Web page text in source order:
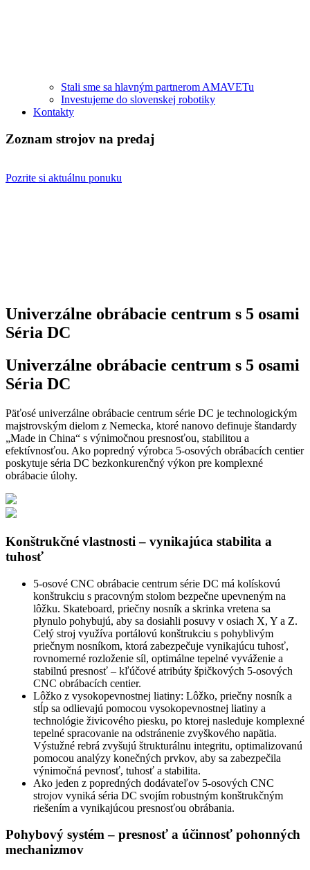
Stali sme sa hlavným partnerom AMAVETu
Investujeme do slovenskej robotiky
Kontakty
Zoznam strojov na predaj
Pozrite si aktuálnu ponuku
Univerzálne obrábacie centrum s 5 osami
Séria DC
Univerzálne obrábacie centrum s 5 osami
Séria DC
Päťosé univerzálne obrábacie centrum série DC je technologickým
majstrovským dielom z Nemecka, ktoré nanovo definuje štandardy
„Made in China“ s výnimočnou presnosťou, stabilitou a
efektívnosťou. Ako popredný výrobca 5-osových obrábacích centier
poskytuje séria DC bezkonkurenčný výkon pre komplexné
obrábacie úlohy.
Konštrukčné vlastnosti – vynikajúca stabilita a
tuhosť
5-osové CNC obrábacie centrum série DC má kolískovú
konštrukciu s pracovným stolom bezpečne upevneným na
lôžku. Skateboard, priečny nosník a skrinka vretena sa
plynulo pohybujú, aby sa dosiahli posuvy v osiach X, Y a Z.
Celý stroj využíva portálovú konštrukciu s pohyblivým
priečnym nosníkom, ktorá zabezpečuje vynikajúcu tuhosť,
rovnomerné rozloženie síl, optimálne tepelné vyváženie a
stabilnú presnosť – kľúčové atribúty špičkových 5-osových
CNC obrábacích centier.
Lôžko z vysokopevnostnej liatiny: Lôžko, priečny nosník a
stĺp sa odlievajú pomocou vysokopevnostnej liatiny a
technológie živicového piesku, po ktorej nasleduje komplexné
tepelné spracovanie na odstránenie zvyškového napätia.
Výstužné rebrá zvyšujú štrukturálnu integritu, optimalizovanú
pomocou analýzy konečných prvkov, aby sa zabezpečila
výnimočná pevnosť, tuhosť a stabilita.
Ako jeden z popredných dodávateľov 5-osových CNC
strojov vyniká séria DC svojím robustným konštrukčným
riešením a vynikajúcou presnosťou obrábania.
Pohybový systém – presnosť a účinnosť pohonných
mechanizmov